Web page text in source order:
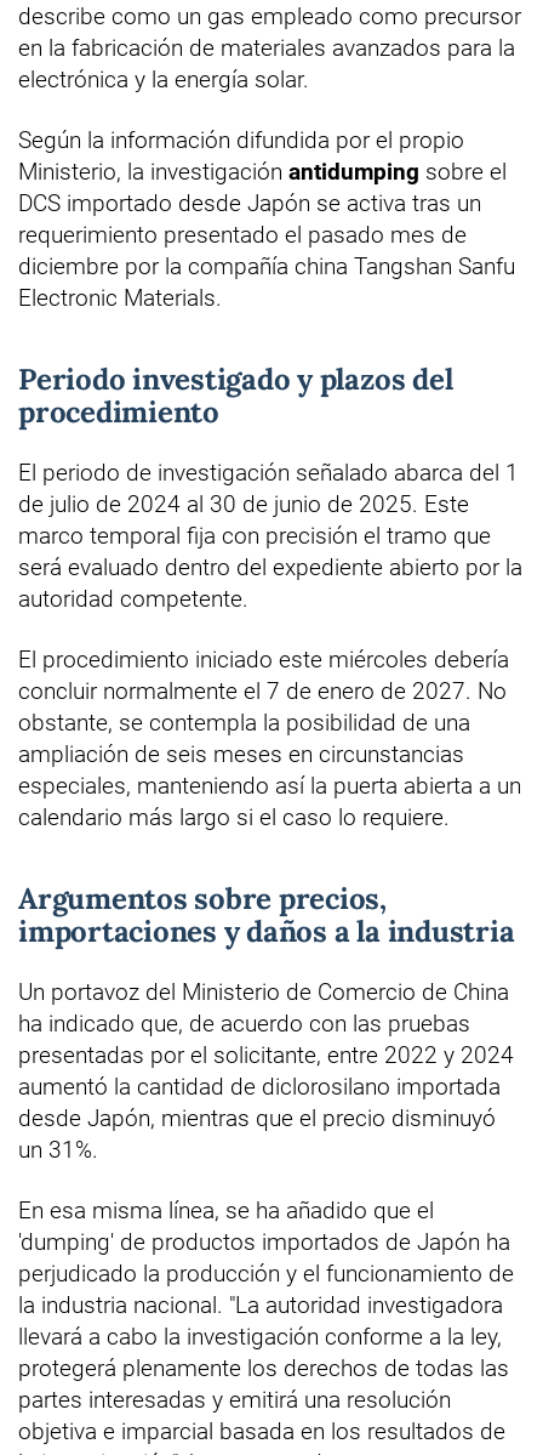
describe como un gas empleado como precursor
en la fabricación de materiales avanzados para la
electrónica y la energía solar.
Según la información difundida por el propio
Ministerio, la investigación antidumping sobre el
DCS importado desde Japón se activa tras un
requerimiento presentado el pasado mes de
diciembre por la compañía china Tangshan Sanfu
Electronic Materials.
Periodo investigado y plazos del
procedimiento
El periodo de investigación señalado abarca del 1
de julio de 2024 al 30 de junio de 2025. Este
marco temporal fija con precisión el tramo que
será evaluado dentro del expediente abierto por la
autoridad competente.
El procedimiento iniciado este miércoles debería
concluir normalmente el 7 de enero de 2027. No
obstante, se contempla la posibilidad de una
ampliación de seis meses en circunstancias
especiales, manteniendo así la puerta abierta a un
calendario más largo si el caso lo requiere.
Argumentos sobre precios,
importaciones y daños a la industria
Un portavoz del Ministerio de Comercio de China
ha indicado que, de acuerdo con las pruebas
presentadas por el solicitante, entre 2022 y 2024
aumentó la cantidad de diclorosilano importada
desde Japón, mientras que el precio disminuyó
un 31%.
En esa misma línea, se ha añadido que el
'dumping' de productos importados de Japón ha
perjudicado la producción y el funcionamiento de
la industria nacional. "La autoridad investigadora
llevará a cabo la investigación conforme a la ley,
protegerá plenamente los derechos de todas las
partes interesadas y emitirá una resolución
objetiva e imparcial basada en los resultados de